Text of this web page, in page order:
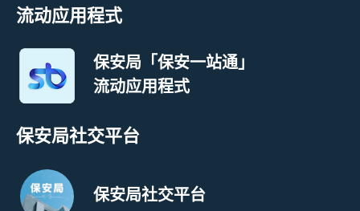
流动应用程式
保安局「保安一站通」
流动应用程式
保安局社交平台
保安局社交平台